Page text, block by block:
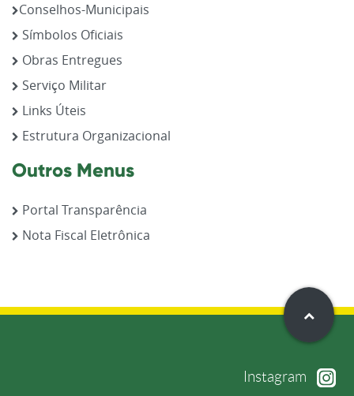
Conselhos-Municipais
Símbolos Oficiais
Obras Entregues
Serviço Militar
Links Úteis
Estrutura Organizacional
Outros Menus
Portal Transparência
Nota Fiscal Eletrônica
Instagram